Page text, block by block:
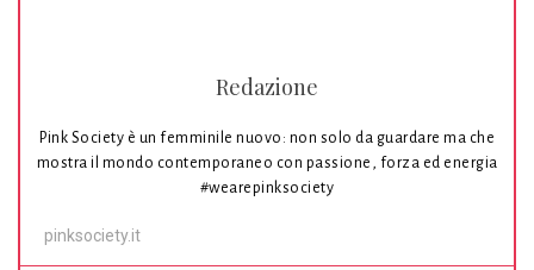
Redazione
Pink Society è un femminile nuovo: non solo da guardare ma che
mostra il mondo contemporaneo con passione, forza ed energia
#wearepinksociety
pinksociety.it